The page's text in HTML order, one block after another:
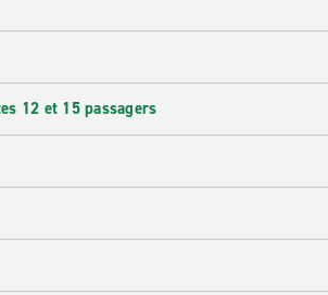
12 et 15 passagers